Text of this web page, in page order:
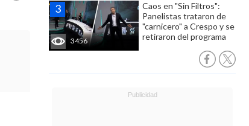
3456
Caos en "Sin Filtros":
Panelistas trataron de
"carnicero" a Crespo y se
retiraron del programa